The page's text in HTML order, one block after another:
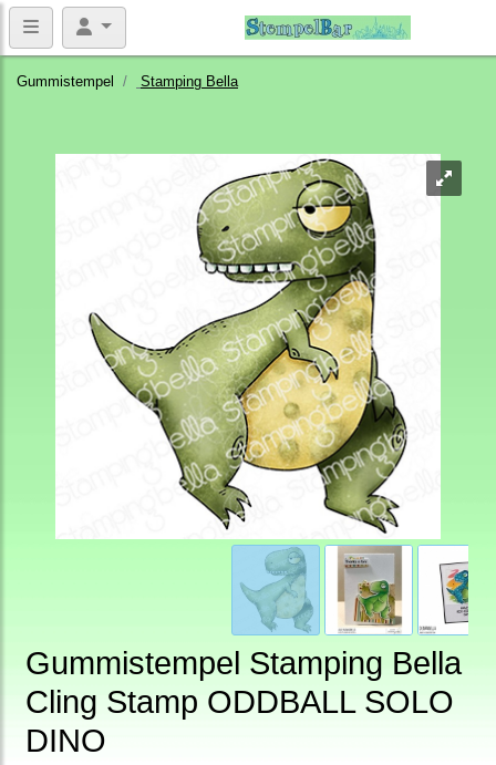
Gummistempel Stamping Bella
Gummistempel Stamping Bella
Cling Stamp ODDBALL SOLO
DINO